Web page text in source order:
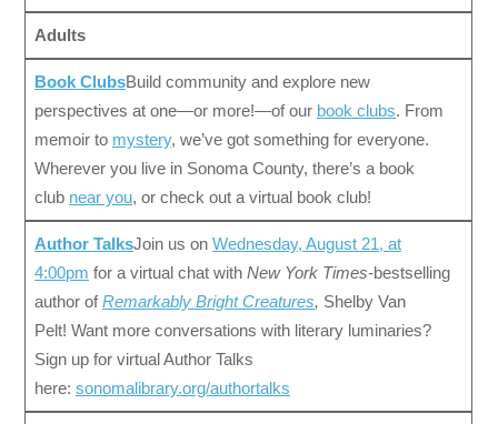
Adults
Book ClubsBuild community and explore new
perspectives at one—or more!—of our book clubs. From
memoir to mystery, we’ve got something for everyone.
Wherever you live in Sonoma County, there’s a book
club near you, or check out a virtual book club!
Author TalksJoin us on Wednesday, August 21, at
4:00pm for a virtual chat with New York Times-bestselling
author ofRemarkably Bright Creatures, Shelby Van
Pelt! Want more conversations with literary luminaries?
Sign up for virtual Author Talks
here: sonomalibrary.org/authortalks